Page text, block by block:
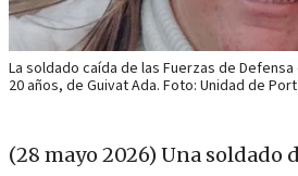
La soldado caída de las Fuerzas de
20 años, de Guivat Ada. Foto: Unidad de
(28 mayo 2026) Una soldado